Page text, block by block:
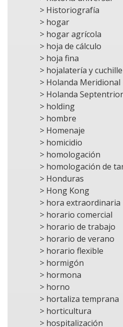
> Historiografía
> hogar
> hogar agrícola
> hoja de cálculo
> hoja fina
> hojalatería y
> Holanda Meridional
> Holanda
> holding
> hombre
> Homenaje
> homicidio
> homologación
> homologación de
> Honduras
> Hong Kong
> hora extraordinaria
> horario comercial
> horario de trabajo
> horario de verano
> horario flexible
> hormigón
> hormona
> horno
> hortaliza temprana
> horticultura
> hospitalización